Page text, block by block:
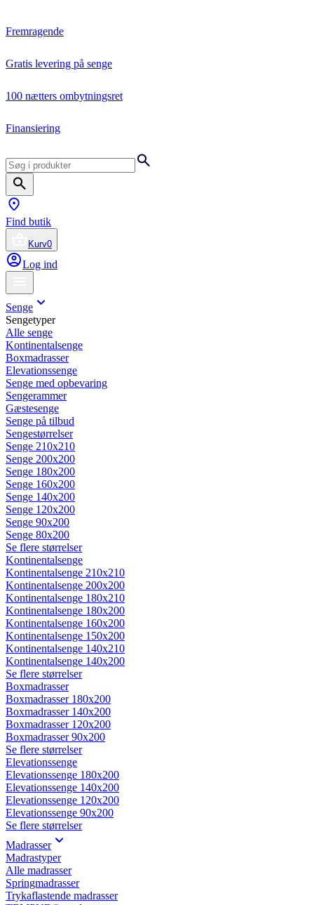
Fremragende
Gratis levering på senge
100 nætters ombytningsret
Finansiering
Find butik
Kurv0
Log ind
Senge
Sengetyper
Alle senge
Kontinentalsenge
Boxmadrasser
Elevationssenge
Senge med opbevaring
Sengerammer
Gæstesenge
Senge på tilbud
Sengestørrelser
Senge 210x210
Senge 200x200
Senge 180x200
Senge 160x200
Senge 140x200
Senge 120x200
Senge 90x200
Senge 80x200
Se flere størrelser
Kontinentalsenge
Kontinentalsenge 210x210
Kontinentalsenge 200x200
Kontinentalsenge 180x210
Kontinentalsenge 180x200
Kontinentalsenge 160x200
Kontinentalsenge 150x200
Kontinentalsenge 140x210
Kontinentalsenge 140x200
Se flere størrelser
Boxmadrasser
Boxmadrasser 180x200
Boxmadrasser 140x200
Boxmadrasser 120x200
Boxmadrasser 90x200
Se flere størrelser
Elevationssenge
Elevationssenge 180x200
Elevationssenge 140x200
Elevationssenge 120x200
Elevationssenge 90x200
Se flere størrelser
Madrasser
Madrastyper
Alle madrasser
Springmadrasser
Trykaflastende madrasser